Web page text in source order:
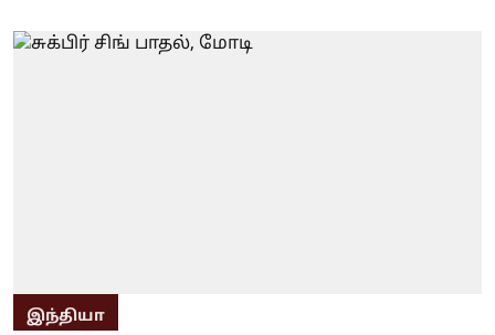
இந்தியா